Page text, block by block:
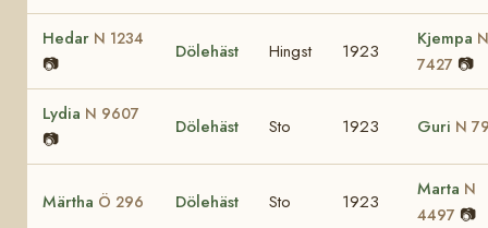
Hedar N 1234
📷
Dölehäst Hingst 1923
Kjempa N
7427 📷
Lydia N 9607
📷
Dölehäst Sto 1923 Guri N
Märtha Ö 296 Dölehäst Sto 1923
Marta N
4497 📷